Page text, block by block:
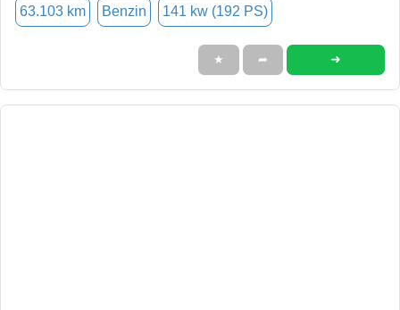
63.103 km Benzin 141 kw (192 PS)
★ ➦ ➜